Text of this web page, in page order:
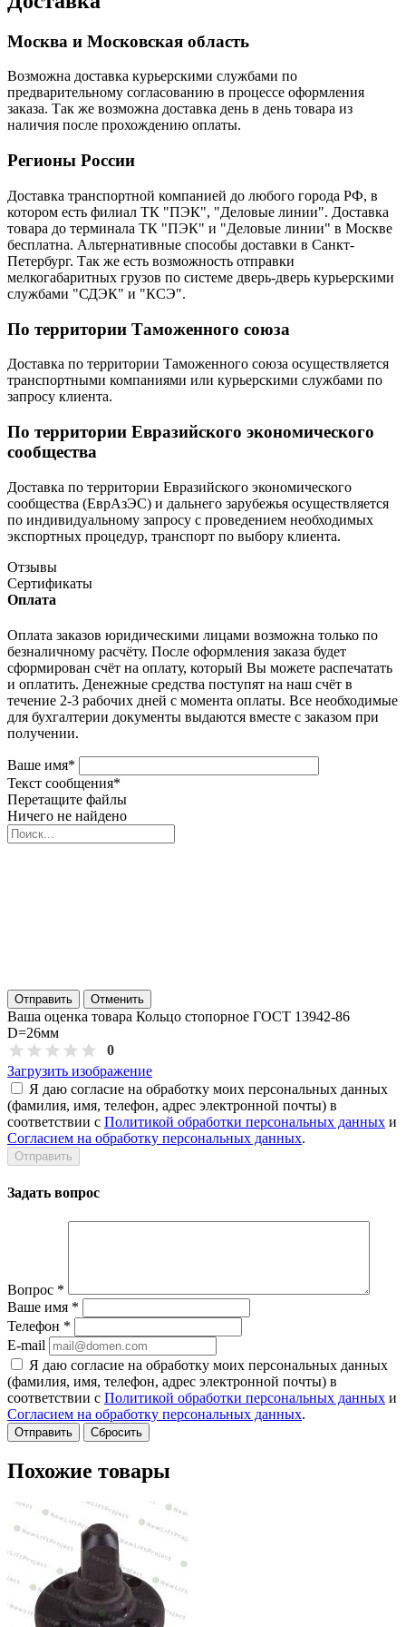
Москва и Московская область
Возможна доставка курьерскими службами по
предварительному согласованию в процессе оформления
заказа. Так же возможна доставка день в день товара из
наличия после прохождению оплаты.
Регионы России
Доставка транспортной компанией до любого города РФ, в
котором есть филиал ТК "ПЭК", "Деловые линии". Доставка
товара до терминала ТК "ПЭК" и "Деловые линии" в Москве
бесплатна. Альтернативные способы доставки в Санкт-
Петербург. Так же есть возможность отправки
мелкогабаритных грузов по системе дверь-дверь курьерскими
службами "СДЭК" и "КСЭ".
По территории Таможенного союза
Доставка по территории Таможенного союза осуществляется
транспортными компаниями или курьерскими службами по
запросу клиента.
По территории Евразийского экономического
сообщества
Доставка по территории Евразийского экономического
сообщества (ЕврАзЭС) и дальнего зарубежья осуществляется
по индивидуальному запросу с проведением необходимых
экспортных процедур, транспорт по выбору клиента.
Отзывы
Сертификаты
Оплата
Оплата заказов юридическими лицами возможна только по
безналичному расчёту. После оформления заказа будет
сформирован счёт на оплату, который Вы можете распечатать
и оплатить. Денежные средства поступят на наш счёт в
течение 2-3 рабочих дней с момента оплаты. Все необходимые
для бухгалтерии документы выдаются вместе с заказом при
получении.
Ваше имя*
Текст сообщения*
Перетащите файлы
Ничего не найдено
Отправить Отменить
Ваша оценка товара Кольцо стопорное ГОСТ 13942-86
D=26мм
0
Загрузить изображение
Я даю согласие на обработку моих персональных данных
(фамилия, имя, телефон, адрес электронной почты) в
соответствии с Политикой обработки персональных данных и
Согласием на обработку персональных данных.
Задать вопрос
Вопрос *
Ваше имя *
Телефон *
E-mail
Я даю согласие на обработку моих персональных данных
(фамилия, имя, телефон, адрес электронной почты) в
соответствии с Политикой обработки персональных данных и
Согласием на обработку персональных данных.
Сбросить
Похожие товары